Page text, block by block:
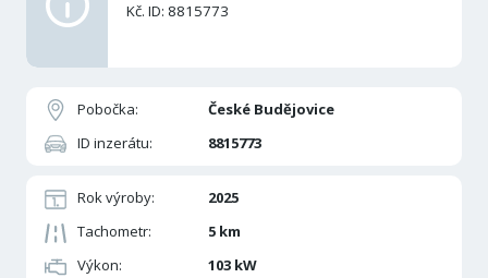
Pobočka:
České Budějovice
ID inzerátu:
8815773
Rok výroby:
2025
Tachometr:
5 km
Výkon:
103 kW
Kč. ID: 8815773